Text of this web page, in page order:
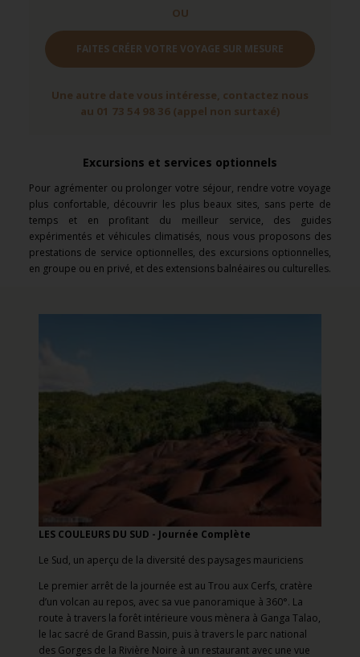
OU
FAITES CRÉER VOTRE VOYAGE SUR MESURE
Une autre date vous intéresse, contactez nous
au 01 73 54 98 36 (appel non surtaxé)
Excursions et services optionnels
Pour agrémenter ou prolonger votre séjour, rendre votre voyage
plus confortable, découvrir les plus beaux sites, sans perte de
temps et en profitant du meilleur service, des guides
expérimentés et véhicules climatisés, nous vous proposons des
prestations de service optionnelles, des excursions optionnelles,
en groupe ou en privé, et des extensions balnéaires ou culturelles.
LES COULEURS DU SUD - Journée Complète
Le Sud, un aperçu de la diversité des paysages mauriciens
Le premier arrêt de la journée est au Trou aux Cerfs, cratère
d’un volcan au repos, avec sa vue panoramique à 360°. La
route à travers la forêt intérieure vous mènera à Ganga Talao,
le lac sacré de Grand Bassin, puis à travers le parc national
des Gorges de la Rivière Noire à un restaurant avec une vue